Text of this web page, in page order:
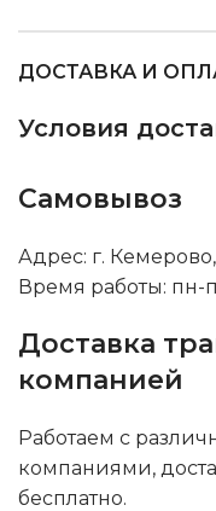
ДОСТАВКА И
Условия
Самовывоз
Адрес: г. Кемерово,
Время работы: пн-
Доставка
компанией
Работаем с
компаниями,
бесплатно.